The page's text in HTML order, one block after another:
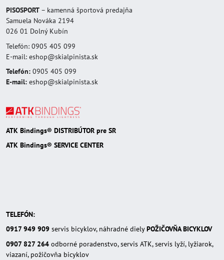
PISOSPORT – kamenná športová predajňa
Samuela Nováka 2194
026 01 Dolný Kubín
Telefón: 0905 405 099
E-mail: eshop@skialpinista.sk
Telefón: 0905 405 099
E-mail: eshop@skialpinista.sk
ATK Bindings® DISTRIBÚTOR pre SR
ATK Bindings® SERVICE CENTER
TELEFÓN:
0917 949 909 servis bicyklov, náhradné dielyPOŽIČOVŇA BICYKLOV
0907 827 264 odborné poradenstvo, servis ATK, servis lyží, lyžiarok,
viazaní, požičovňa bicyklov